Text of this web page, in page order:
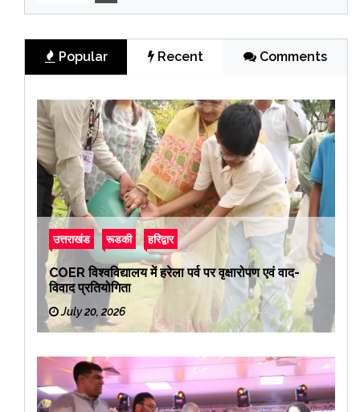
Popular Recent Comments
उत्तराखंड रूडकी हरिद्वार
COER विश्वविद्यालय में हरेला पर्व पर वृक्षारोपण एवं वाद-
विवाद प्रतियोगिता
July 20, 2026